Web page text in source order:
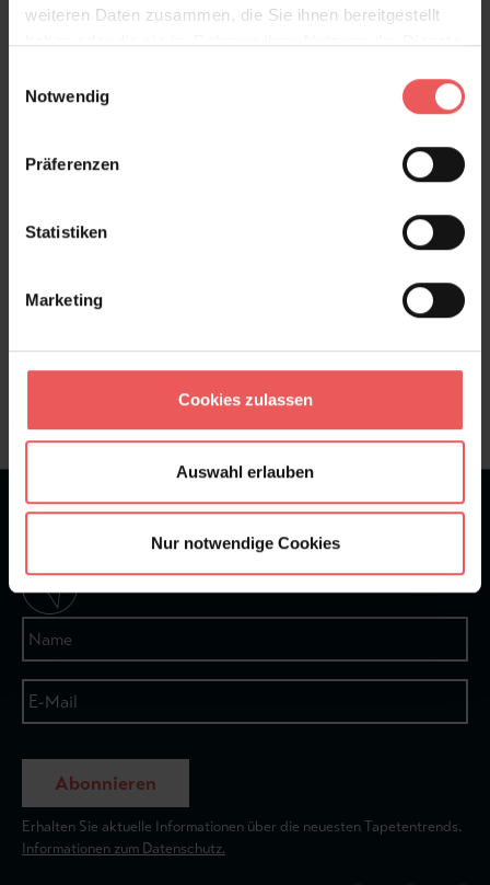
weiteren Daten zusammen, die Sie ihnen bereitgestellt
haben oder die sie im Rahmen Ihrer Nutzung der Dienste
Notwendig
Präferenzen
Statistiken
Marketing
Cookies zulassen
Auswahl erlauben
Nur notwendige Cookies
Produktdetails
Frage stellen
+49 (0)221 932 81 82
★★★★★Bei 1245 Bewertungen
Newsletter
Abonnieren
Erhalten Sie aktuelle Informationen über die neuesten Tapetentrends.
Informationen zum Datenschutz.